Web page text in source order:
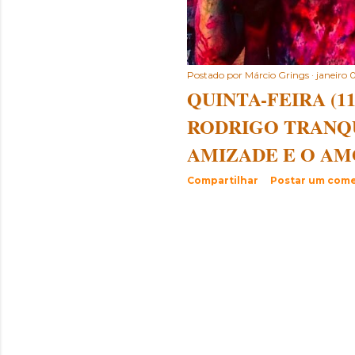
Postado por Márcio Grings janeiro
QUINTA-FEIRA
RODRIGO
AMIZADE E O
Compartilhar Postar um